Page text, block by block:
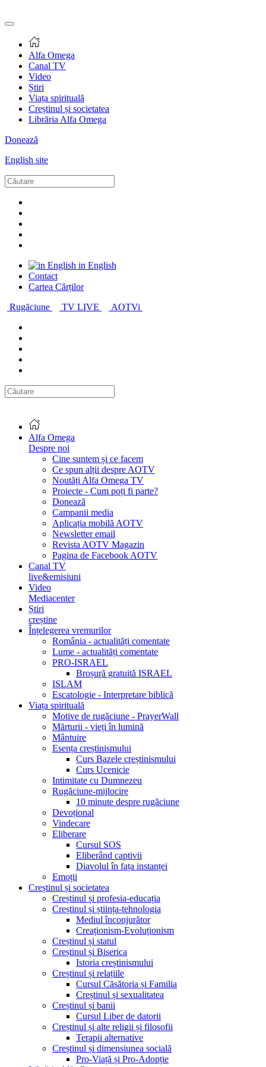
Alfa Omega
Canal TV
Video
Știri
Viața spirituală
Creștinul și societatea
Librăria Alfa Omega
Donează
English site
in English
Contact
Cartea Cărților
Rugăciune
TV LIVE AOTVi
Alfa Omega
Despre noi
Cine suntem și ce facem
Ce spun alții despre AOTV
Noutăți Alfa Omega TV
Proiecte - Cum poți fi parte?
Donează
Campanii media
Aplicația mobilă AOTV
Newsletter email
Revista AOTV Magazin
Pagina de Facebook AOTV
Canal TV
live&emisiuni
Video
Mediacenter
Știri
creștine
Înțelegerea vremurilor
România - actualități comentate
Lume - actualități comentate
PRO-ISRAEL
Broșură gratuită ISRAEL
ISLAM
Escatologie - Interpretare biblică
Viața spirituală
Motive de rugăciune - PrayerWall
Mărturii - vieți în lumină
Mântuire
Esența creștinismului
Curs Bazele creștinismului
Curs Ucenicie
Intimitate cu Dumnezeu
Rugăciune-mijlocire
10 minute despre rugăciune
Devoțional
Vindecare
Eliberare
Cursul SOS
Eliberând captivii
Diavolul în fața instanței
Emoții
Creștinul și societatea
Creștinul și profesia-educația
Creștinul și știința-tehnologia
Mediul înconjurător
Creaționism-Evoluționism
Creștinul și statul
Creștinul și Biserica
Istoria creștinismului
Creștinul și relațiile
Cursul Căsătoria și Familia
Creștinul și sexualitatea
Creștinul și banii
Cursul Liber de datorii
Creștinul și alte religii și filosofii
Terapii alternative
Creștinul și dimensiunea socială
Pro-Viață și Pro-Adopție